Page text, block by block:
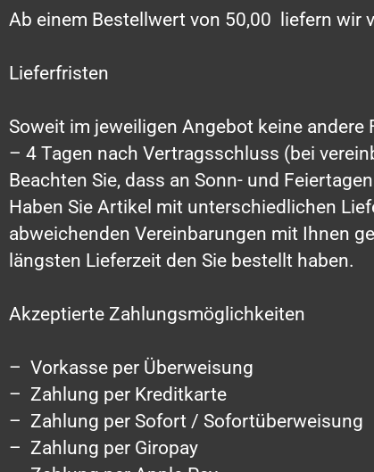
Ab einem Bestellwert von 50,00  liefern wir
Lieferfristen
Soweit im jeweiligen Angebot keine
– 4 Tagen nach Vertragsschluss (bei
Beachten Sie, dass an Sonn- und
Haben Sie Artikel mit unterschiedlichen
abweichenden Vereinbarungen mit Ihnen
längsten Lieferzeit den Sie bestellt haben.
Akzeptierte Zahlungsmöglichkeiten
– Vorkasse per Überweisung
– Zahlung per Kreditkarte
– Zahlung per Sofort / Sofortüberweisung
– Zahlung per Giropay